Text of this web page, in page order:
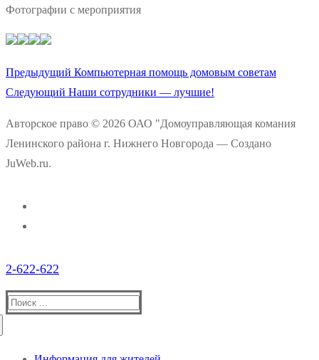
Фотографии с мероприятия
Навигация
записям
Предыдущий Предыдущая
запись:
Компьютерная помощь домовым советам
Следующий Следующая
Наши сотрудники — лучшие!
Авторское право © 2026 ОАО "Домоуправляющая комания
Ленинского района г. Нижнего Новгорода — Создано
JuWeb.ru.
2-622-622
Найти: